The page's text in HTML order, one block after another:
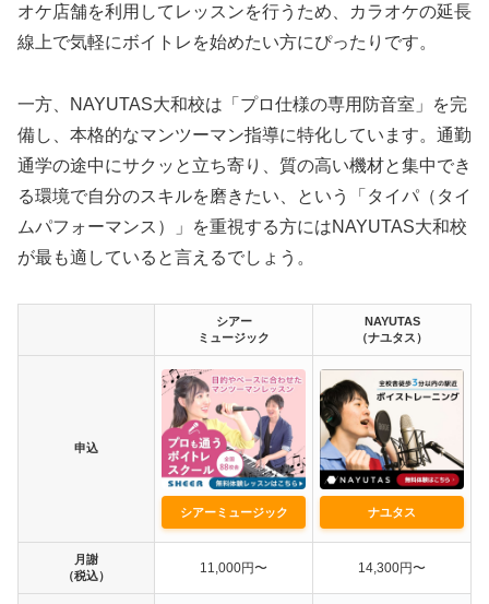
オケ店舗を利用してレッスンを行うため、カラオケの延長
線上で気軽にボイトレを始めたい方にぴったりです。
一方、NAYUTAS大和校は「プロ仕様の専用防音室」を完
備し、本格的なマンツーマン指導に特化しています。通勤
通学の途中にサクッと立ち寄り、質の高い機材と集中でき
る環境で自分のスキルを磨きたい、という「タイパ（タイ
ムパフォーマンス）」を重視する方にはNAYUTAS大和校
が最も適していると言えるでしょう。
シアー
ミュージック
NAYUTAS
（ナユタス）
申込
シアーミュージック ナユタス
月謝
（税込）
11,000円〜 14,300円〜